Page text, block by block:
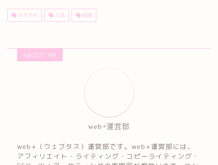
おすすめ 人気 結婚
ABOUT ME
web+運営部
web+（ウェブタス）運営部です。web+運営部には、
アフィリエイト・ライティング・コピーライティング・